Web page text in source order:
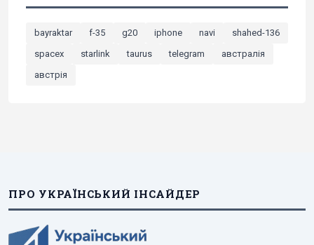
bayraktar f-35 g20 iphone navi
shahed-136
spacex
starlink taurus telegram
австралія
австрія
ПРО УКРАЇНСЬКИЙ ІНСАЙДЕР